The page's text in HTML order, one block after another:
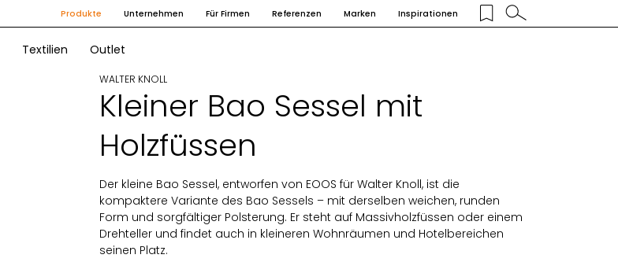
Produkte Unternehmen Für Firmen Referenzen Marken Inspirationen
Textilien Outlet
WALTER KNOLL
Kleiner Bao Sessel mit
Holzfüssen
Der kleine Bao Sessel, entworfen von EOOS für Walter Knoll, ist die
kompaktere Variante des Bao Sessels – mit derselben weichen, runden
Form und sorgfältiger Polsterung. Er steht auf Massivholzfüssen oder einem
Drehteller und findet auch in kleineren Wohnräumen und Hotelbereichen
seinen Platz.